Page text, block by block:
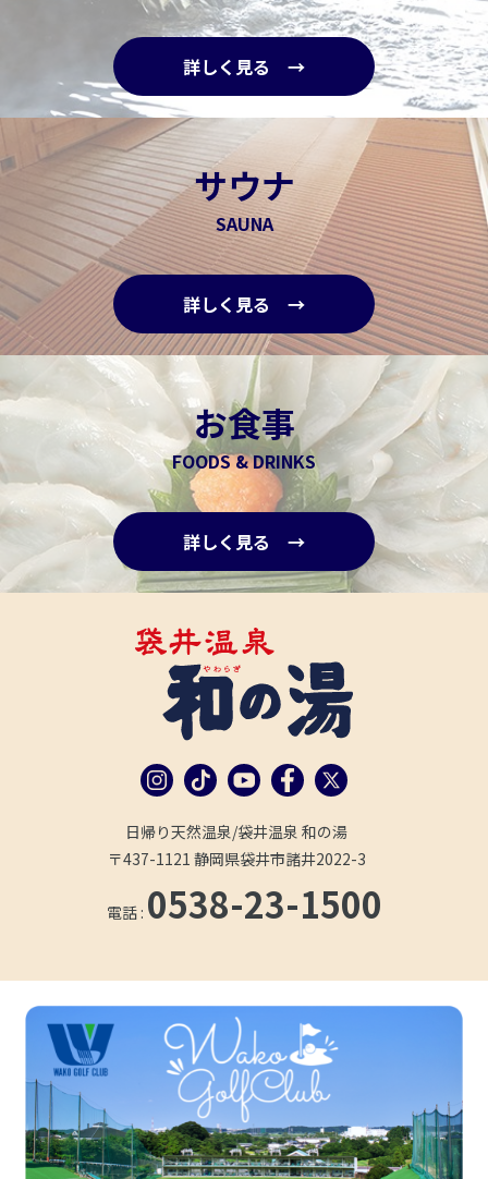
詳しく見る →
サウナ
SAUNA
詳しく見る →
お食事
FOODS & DRINKS
詳しく見る →
日帰り天然温泉/袋井温泉 和の湯
〒437-1121 静岡県袋井市諸井2022-3
電話 : 0538-23-1500